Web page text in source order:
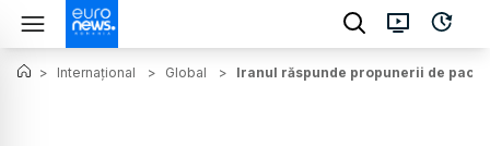
> Internațional > Global > Iranul răspunde propunerii de pace